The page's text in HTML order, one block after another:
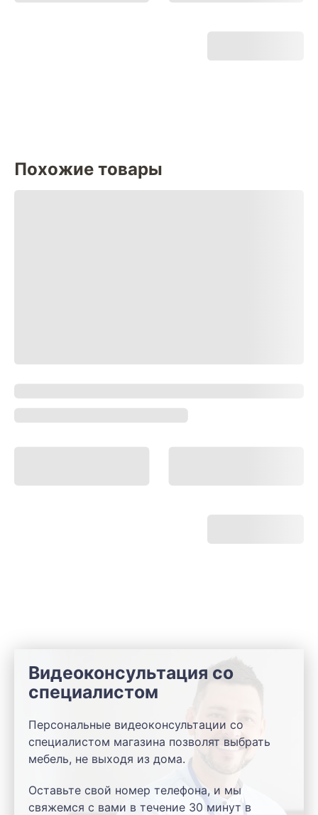
Похожие товары
Видеоконсультация со
специалистом
Персональные видеоконсультации со
специалистом магазина позволят выбрать
мебель, не выходя из дома.
Оставьте свой номер телефона, и мы
свяжемся с вами в течение 30 минут в